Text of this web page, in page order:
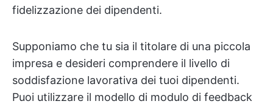
fidelizzazione dei dipendenti.
Supponiamo che tu sia il titolare di una piccola
impresa e desideri comprendere il livello di
soddisfazione lavorativa dei tuoi dipendenti.
Puoi utilizzare il modello di modulo di feedback